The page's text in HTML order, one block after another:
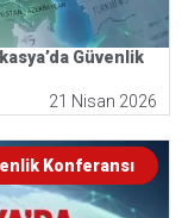
Güvenlik
21 Nisan 2026
Konferansı